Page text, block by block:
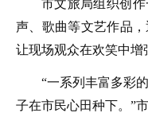
市文旅局组织创
声、歌曲等文艺作品
让现场观众在欢笑中增
“一系列丰富多彩
子在市民心田种下。”